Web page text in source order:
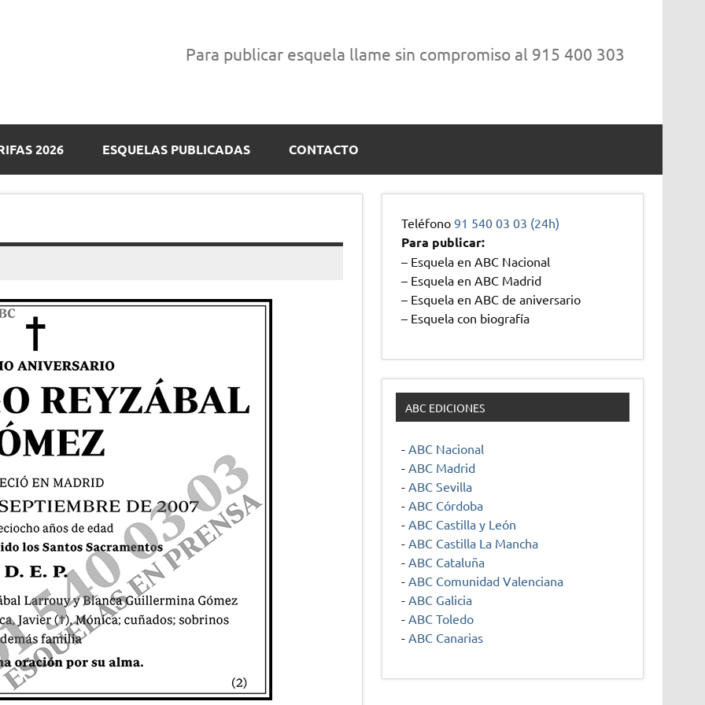
Para publicar esquela llame sin compromiso al 915 400 303
2026 ESQUELAS PUBLICADAS CONTACTO
Teléfono91 540 03 03 (24h)
Para publicar:
– Esquela en ABC Nacional
– Esquela en ABC Madrid
– Esquela en ABC de aniversario
– Esquela con biografía
ABC EDICIONES
- ABC Nacional
- ABC Madrid
- ABC Sevilla
- ABC Córdoba
- ABC Castilla y León
- ABC Castilla La Mancha
- ABC Cataluña
- ABC Comunidad Valenciana
- ABC Galicia
- ABC Toledo
- ABC Canarias